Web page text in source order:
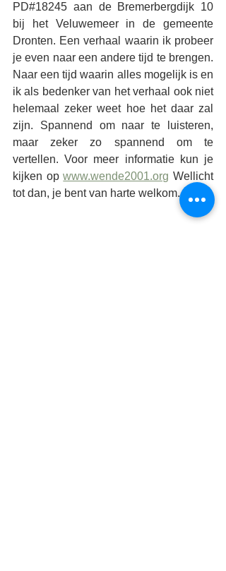
PD#18245 aan de Bremerbergdijk 10
bij het Veluwemeer in de gemeente
Dronten. Een verhaal waarin ik probeer
je even naar een andere tijd te brengen.
Naar een tijd waarin alles mogelijk is en
ik als bedenker van het verhaal ook niet
helemaal zeker weet hoe het daar zal
zijn. Spannend om naar te luisteren,
maar zeker zo spannend om te
vertellen. Voor meer informatie kun je
kijken op www.wende2001.org Wellicht
tot dan, je bent van harte welkom.